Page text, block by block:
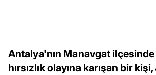
Antalya'nın Manavgat ilçesinde
hırsızlık olayına karışan bir